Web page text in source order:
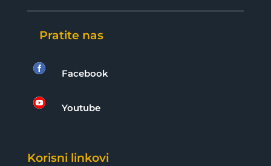
Pratite nas
 Facebook
 Youtube
Korisni linkovi